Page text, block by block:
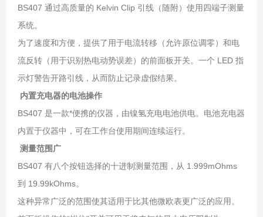
BS407 通过高质量的 Kelvin Clip 引线（随附）使用四端子测量
系统。
为了速度和方便，提供了用于电流转移（允许原位调零）和电
流反转（用于识别热电动势误差）的前面板开关。一个 LED 指
示灯警告开路引线，从而防止记录虚假结果。
内置充电器的电池操作
BS407 是一款*便携的仪器，由镍氢充电电池供电。电池充电器
内置于仪器中，可在工作台使用期间连续运行。
测量范围广
BS407 有八个按钮选择的十进制测量范围，从 1.999mOhms
到 19.99kOhms。
这种异常广泛的范围使其适用于比其他微欧表更广泛的应用。